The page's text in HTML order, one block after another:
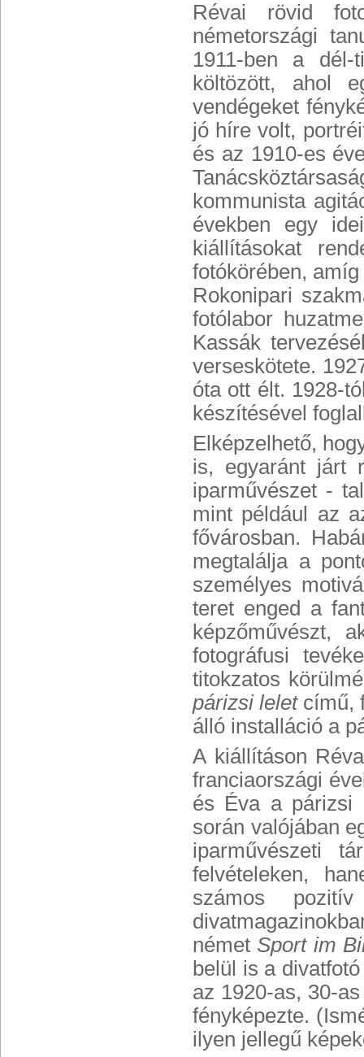
Révai rövid
németországi
1911-ben a
költözött, ahol
vendégeket
jó híre volt,
és az 1910-es
kommunista
években egy
kiállításokat
fotókörében,
Rokonipari
fotólabor
Kassák
verseskötete.
óta ott élt. 1928-
készítésével
Elképzelhető,
is, egyaránt járt
iparművészet -
mint például az
fővárosban.
megtalálja a
személyes
teret enged a
képzőművészt,
fotográfusi
titokzatos
párizsi lelet című,
álló installáció a
A kiállításon
franciaországi
és Éva a párizsi
során valójában
iparművészeti
felvételeken,
számos
német Sport im
belül is a
az 1920-as, 30-
fényképezte.
ilyen jellegű